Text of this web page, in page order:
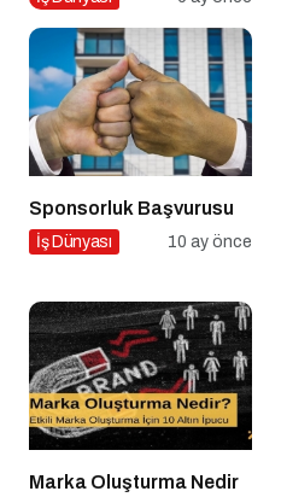
Sponsorluk Başvurusu
İş Dünyası 10 ay önce
Marka Oluşturma Nedir